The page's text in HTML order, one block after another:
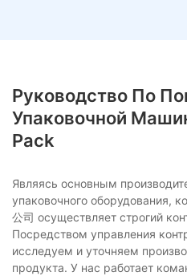
Руководство По
Упаковочной
Pack
Являясь основным
упаковочного оборудования,
公司 осуществляет строгий
Посредством управления
исследуем и уточняем
продукта. У нас работает